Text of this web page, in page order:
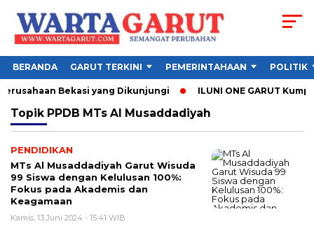
BERANDA GARUT TERKINI PEMERINTAHAAN POLITIK
Bekasi yang Dikunjungi ILUNI ONE GARUT
Topik PPDB MTs Al Musaddadiyah
PENDIDIKAN
MTs Al Musaddadiyah Garut Wisuda
99 Siswa dengan Kelulusan 100%:
Fokus pada Akademis dan
Keagamaan
Kamis, 13 Juni 2024 - 15:41 WIB